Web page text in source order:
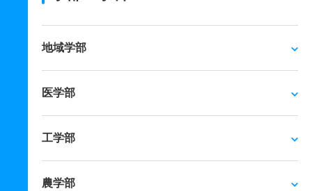
地域学部
医学部
工学部
農学部